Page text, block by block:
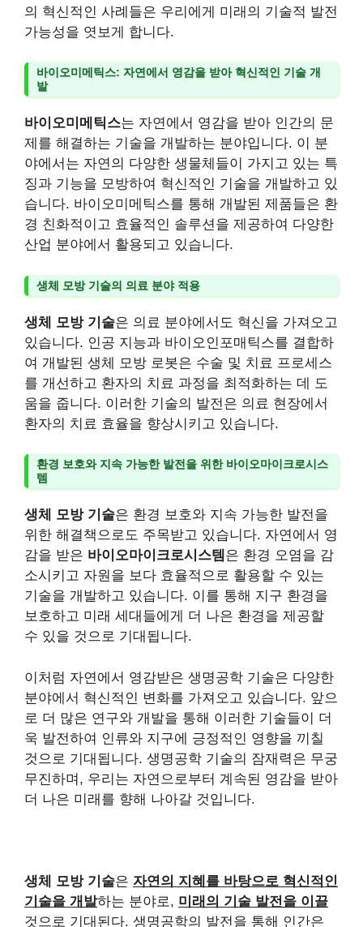
의 혁신적인 사례들은 우리에게 미래의 기술적 발전
가능성을 엿보게 합니다.
바이오미메틱스: 자연에서 영감을 받아 혁신적인 기술 개
발
바이오미메틱스는 자연에서 영감을 받아 인간의 문
제를 해결하는 기술을 개발하는 분야입니다. 이 분
야에서는 자연의 다양한 생물체들이 가지고 있는 특
징과 기능을 모방하여 혁신적인 기술을 개발하고 있
습니다. 바이오미메틱스를 통해 개발된 제품들은 환
경 친화적이고 효율적인 솔루션을 제공하여 다양한
산업 분야에서 활용되고 있습니다.
생체 모방 기술의 의료 분야 적용
생체 모방 기술은 의료 분야에서도 혁신을 가져오고
있습니다. 인공 지능과 바이오인포매틱스를 결합하
여 개발된 생체 모방 로봇은 수술 및 치료 프로세스
를 개선하고 환자의 치료 과정을 최적화하는 데 도
움을 줍니다. 이러한 기술의 발전은 의료 현장에서
환자의 치료 효율을 향상시키고 있습니다.
환경 보호와 지속 가능한 발전을 위한 바이오마이크로시스
템
생체 모방 기술은 환경 보호와 지속 가능한 발전을
위한 해결책으로도 주목받고 있습니다. 자연에서 영
감을 받은 바이오마이크로시스템 은 환경 오염을 감
소시키고 자원을 보다 효율적으로 활용할 수 있는
기술을 개발하고 있습니다. 이를 통해 지구 환경을
보호하고 미래 세대들에게 더 나은 환경을 제공할
수 있을 것으로 기대됩니다.
이처럼 자연에서 영감받은 생명공학 기술은 다양한
분야에서 혁신적인 변화를 가져오고 있습니다. 앞으
로 더 많은 연구와 개발을 통해 이러한 기술들이 더
욱 발전하여 인류와 지구에 긍정적인 영향을 끼칠
것으로 기대됩니다. 생명공학 기술의 잠재력은 무궁
무진하며, 우리는 자연으로부터 계속된 영감을 받아
더 나은 미래를 향해 나아갈 것입니다.
생체 모방 기술은 자연의 지혜를 바탕으로 혁신적인
기술을 개발하는 분야로, 미래의 기술 발전을 이끌
것으로 기대된다. 생명공학의 발전을 통해 인간은